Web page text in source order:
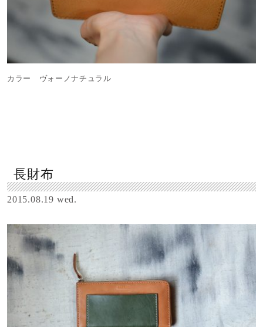
カラー ヴォーノナチュラル
長財布
2015.08.19 wed.